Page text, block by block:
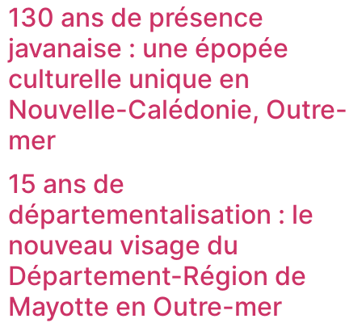
130 ans de présence
javanaise : une épopée
culturelle unique en
Nouvelle-Calédonie, Outre-
mer
15 ans de
départementalisation : le
nouveau visage du
Département-Région de
Mayotte en Outre-mer